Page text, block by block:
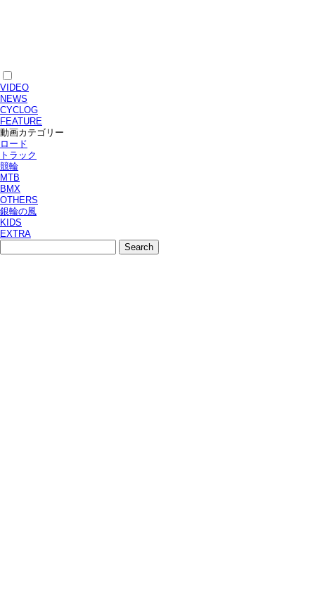
VIDEO
NEWS
CYCLOG
FEATURE
動画カテゴリー
ロード
トラック
競輪
MTB
BMX
OTHERS
銀輪の風
KIDS
EXTRA